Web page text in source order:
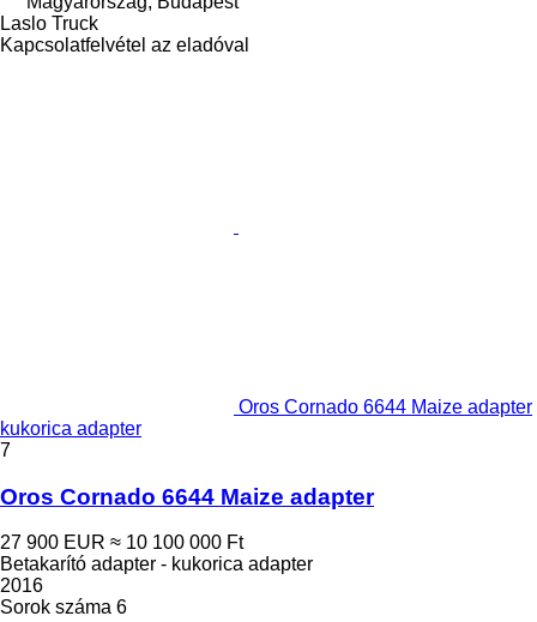
Laslo Truck
Kapcsolatfelvétel az eladóval
Oros Cornado 6644 Maize adapter
kukorica adapter
7
Oros Cornado 6644 Maize adapter
27 900 EUR ≈ 10 100 000 Ft
Betakarító adapter - kukorica adapter
2016
Sorok száma 6